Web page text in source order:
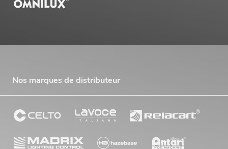
Nos marques de distributeur